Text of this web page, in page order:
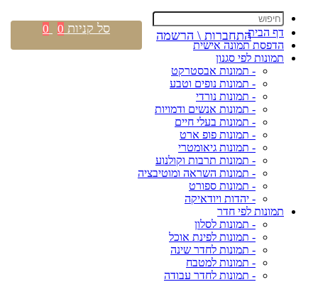
דף הבית
הדפסת תמונה אישית
תמונות לפי סגנון
- תמונות אבסטרקט
- תמונות נופים וטבע
- תמונות נורדי
- תמונות אנשים ודמויות
- תמונות בעלי חיים
- תמונות פופ ארט
- תמונות גיאומטרי
- תמונות תרבות וקולנוע
- תמונות השראה ומוטיבציה
- תמונות ספורט
- יהדות ויודאיקה
תמונות לפי חדר
- תמונות לסלון
- תמונות לפינת אוכל
- תמונות לחדר שינה
- תמונות למטבח
- תמונות לחדר עבודה
התחברות \ הרשמה סל קניות 0
0